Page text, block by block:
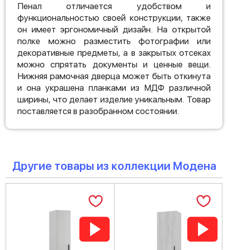
Пенал отличается удобством и
функциональностью своей конструкции, также
он имеет эргономичный дизайн. На открытой
полке можно разместить фотографии или
декоративные предметы, а в закрытых отсеках
можно спрятать документы и ценные вещи.
Нижняя рамочная дверца может быть откинута
и она украшена планками из МДФ различной
ширины, что делает изделие уникальным. Товар
поставляется в разобранном состоянии.
Другие товары из коллекции Модена